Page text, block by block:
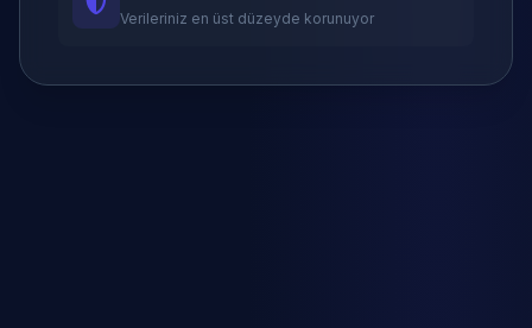
Verileriniz en üst düzeyde korunuyor